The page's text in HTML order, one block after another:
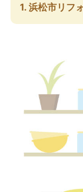
1. 浜松市リフ